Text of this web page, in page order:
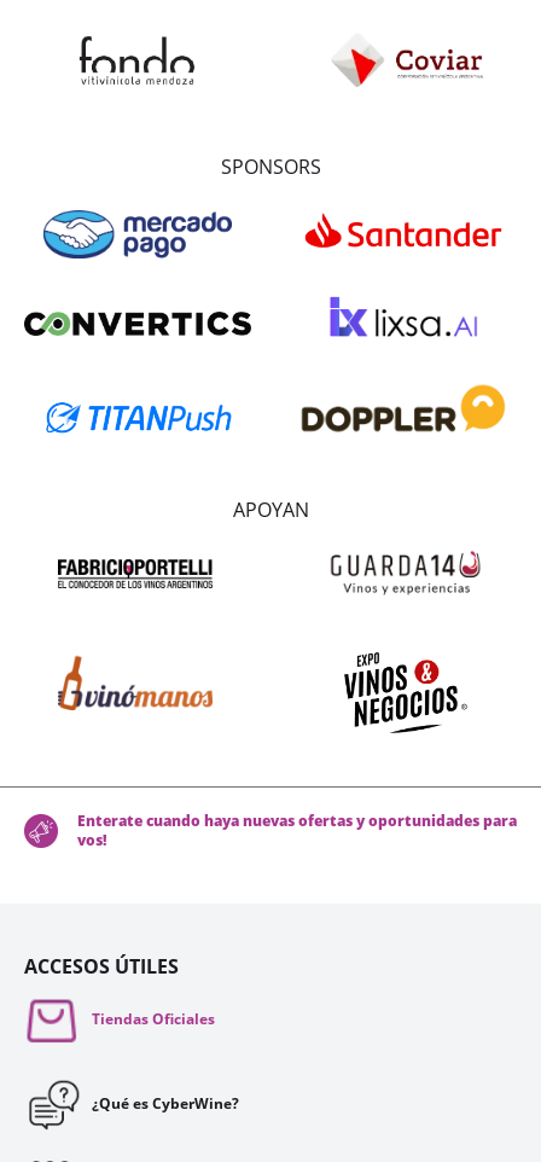
SPONSORS
APOYAN
Enterate cuando haya nuevas ofertas y oportunidades para
vos!
ACCESOS ÚTILES
Tiendas Oficiales
¿Qué es CyberWine?